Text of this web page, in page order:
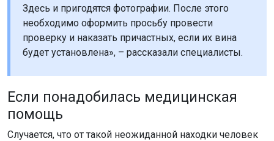
Здесь и пригодятся фотографии. После этого
необходимо оформить просьбу провести
проверку и наказать причастных, если их вина
будет установлена», – рассказали специалисты.
Если понадобилась медицинская
помощь
Случается, что от такой неожиданной находки человек